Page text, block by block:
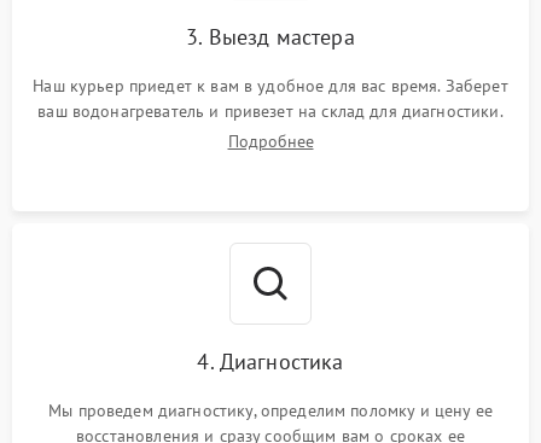
3. Выезд мастера
Наш курьер приедет к вам в удобное для вас время. Заберет
ваш водонагреватель и привезет на склад для диагностики.
Подробнее
4. Диагностика
Мы проведем диагностику, определим поломку и цену ее
восстановления и сразу сообщим вам о сроках ее